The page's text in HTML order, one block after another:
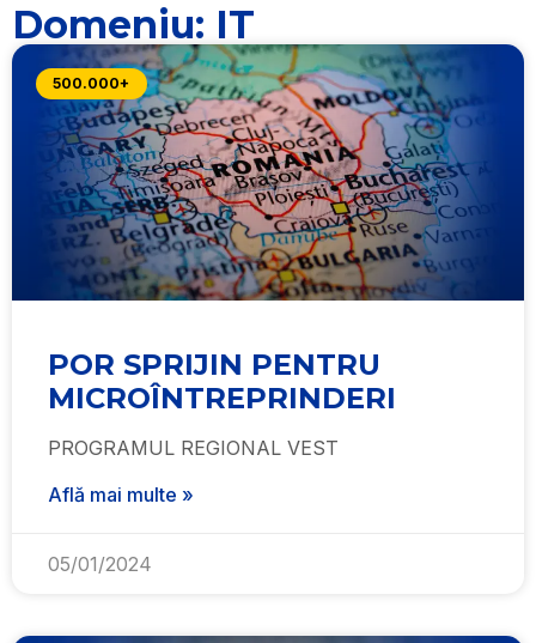
Domeniu: IT
500.000+
POR SPRIJIN PENTRU
MICROÎNTREPRINDERI
PROGRAMUL REGIONAL VEST
Află mai multe »
05/01/2024